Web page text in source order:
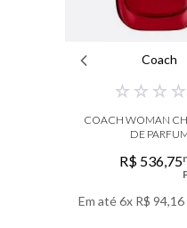
Coach
☆ ☆ ☆ ☆
COACH WOMAN
DE
R$ 536,75
Em até6x R$ 94,16